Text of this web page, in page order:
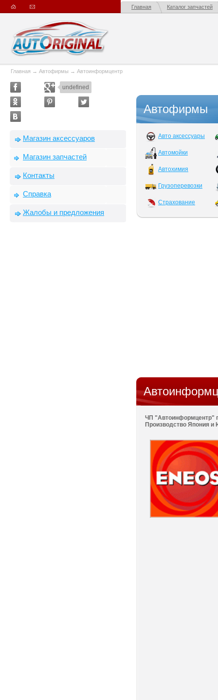
Главная Каталог запчастей
Главная → Автофирмы → Автоинформцентр
undefined
Магазин аксессуаров
Магазин запчастей
Контакты
Справка
Жалобы и предложения
Автофирмы
Авто аксессуары
Автомойки
Автохимия
Грузоперевозки
Страхование
ЧП "Автоинформцентр"
Производство Япония и